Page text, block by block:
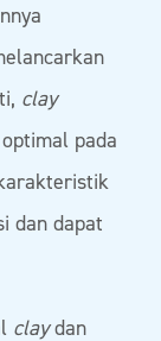
clay
pada
dan dapat
claydan